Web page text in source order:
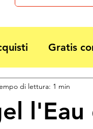
Gratis
di lettura: 1 min